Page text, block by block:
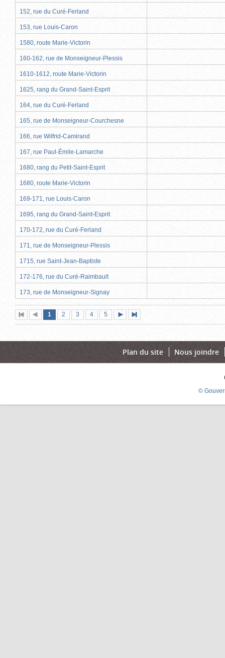
152, rue du Curé-Ferland
153, rue Louis-Caron
1580, route Marie-Victorin
160-162, rue de Monseigneur-Plessis
1610-1612, route Marie-Victorin
1625, rang du Grand-Saint-Esprit
164, rue du Curé-Ferland
165, rue de Monseigneur-Courchesne
166, rue Wilfrid-Camirand
167, rue Paul-Émile-Lamarche
1680, rang du Petit-Saint-Esprit
1680, route Marie-Victorin
169-171, rue Louis-Caron
1695, rang du Grand-Saint-Esprit
170-172, rue du Curé-Ferland
171, rue de Monseigneur-Plessis
1715, rue Saint-Jean-Baptiste
172-176, rue du Curé-Raimbault
173, rue de Monseigneur-Signay
Première
page
Page
précédente
Page
1 (page
actuelle)
Page
2 Page
3 Page
4 Page
5
suivante
page
Plan du site Nous joindre
©